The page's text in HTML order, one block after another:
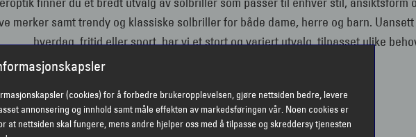
merker samt trendy og klassiske solbriller for både dame, herre og barn.
hverdag, fritid eller sport, har vi et stort og variert utvalg, tilpasset ulike
Solbrilletrender
(cookies) for å forbedre brukeropplevelsen, gjøre nettsiden bedre, levere
annonsering og innhold samt måle effekten av markedsføringen vår. Noen cookies er
at nettsiden skal fungere, mens andre hjelper oss med å tilpasse og skreddersy tjenesten